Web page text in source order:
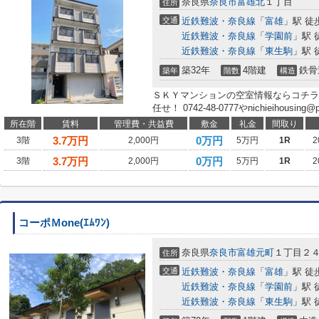
住所
交通 近鉄難波・奈良線 「 富雄 」駅 徒
近鉄難波・奈良線 「 学園前 」駅
近鉄難波・奈良線 「 東生駒 」駅
築年 築32年 階数 4階建 構造 鉄
ＳＫＹマンションの空室情報ならコチ
任せ！ 0742-48-0777や
所在階 賃料 管理費・共益費 敷金 礼金
間取り
3階
3.7万円 2,000円 0万円 5万円 1R
3階 3.7万円 2,000円 0万円 5万円 1R
コーポＭone(ｴﾑﾜﾝ)
住所 奈良県奈良市富雄元町 １丁目２
交通 近鉄難波・奈良線 「 富雄 」駅 徒
近鉄難波・奈良線 「 学園前 」駅
近鉄難波・奈良線 「 東生駒 」駅